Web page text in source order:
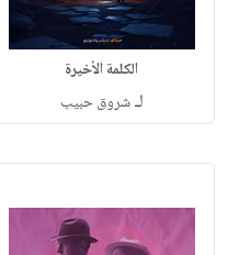
الكلمة الأخيرة
لـشروق حبيب